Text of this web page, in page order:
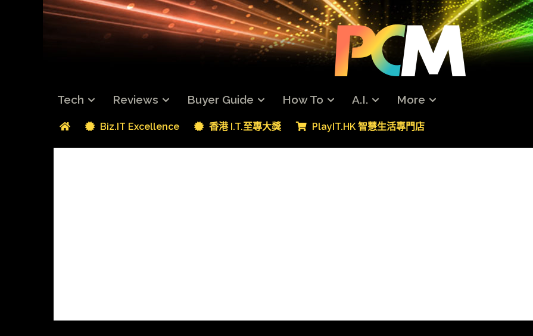
Tech Reviews Buyer Guide How To A.I. More
Biz.IT Excellence 香港 I.T.至專大獎 PlayIT.HK 智慧生活專門店